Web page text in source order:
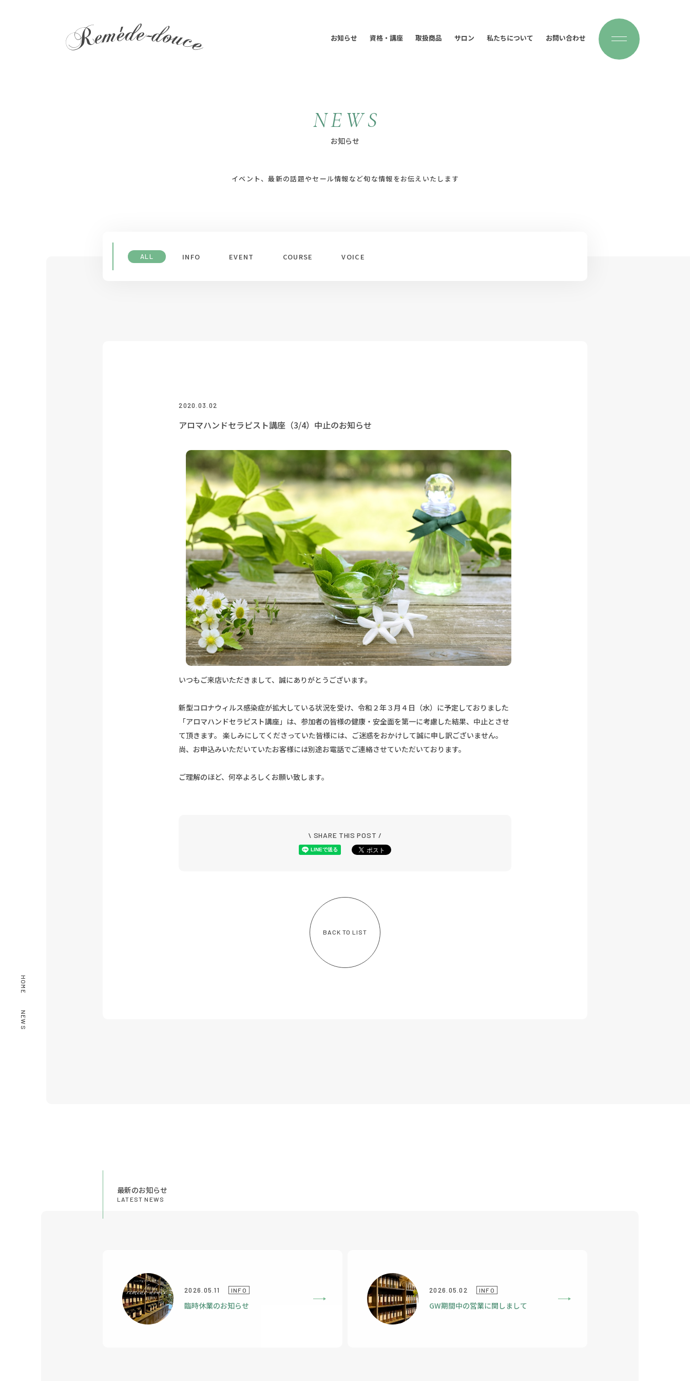
お知らせ 資格・講座 取扱商品 サロン 私たちについて お問い合わせ
NEWS
お知らせ
イベント、最新の話題やセール情報など旬な情報をお伝えいたします
ALL INFO EVENT COURSE VOICE
2020.03.02
アロマハンドセラピスト講座（3/4）中止のお知らせ
いつもご来店いただきまして、誠にありがとうございます。
新型コロナウィルス感染症が拡大している状況を受け、令和２年３月４日（水）に予定しておりました
「アロマハンドセラピスト講座」は、参加者の皆様の健康・安全面を第一に考慮した結果、中止とさせ
て頂きます。 楽しみにしてくださっていた皆様には、ご迷惑をおかけして誠に申し訳ございません。
尚、お申込みいただいていたお客様には別途お電話でご連絡させていただいております。
ご理解のほど、何卒よろしくお願い致します。
\ SHARE THIS POST /
BACK TO LIST
最新のお知らせ
LATEST NEWS
2026.05.11 INFO
臨時休業のお知らせ
2026.05.02 INFO
GW期間中の営業に関しまして
HOME
NEWS